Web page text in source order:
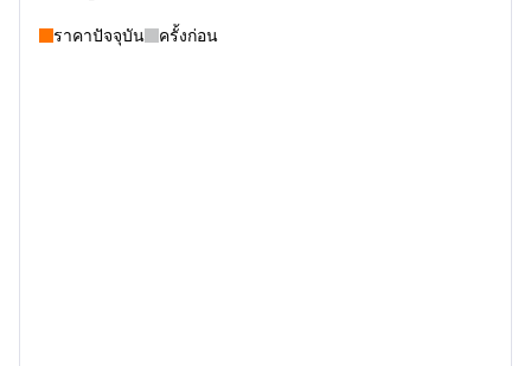
ราคาปัจจุบัน ครั้งก่อน